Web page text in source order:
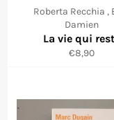
Roberta Recchia ,
Damien
La vie qui
Prix
€8,90